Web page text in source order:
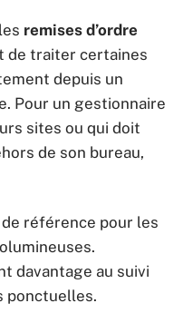
remises d’ordre
de traiter certaines
depuis un
Pour un gestionnaire
sites ou qui doit
de son bureau,
référence pour les
davantage au suivi
ponctuelles.